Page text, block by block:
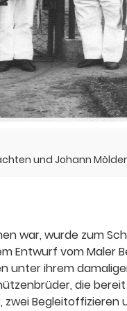
und Johann
war, wurde zum
Entwurf vom
unter ihrem
die
Begleitoffizieren